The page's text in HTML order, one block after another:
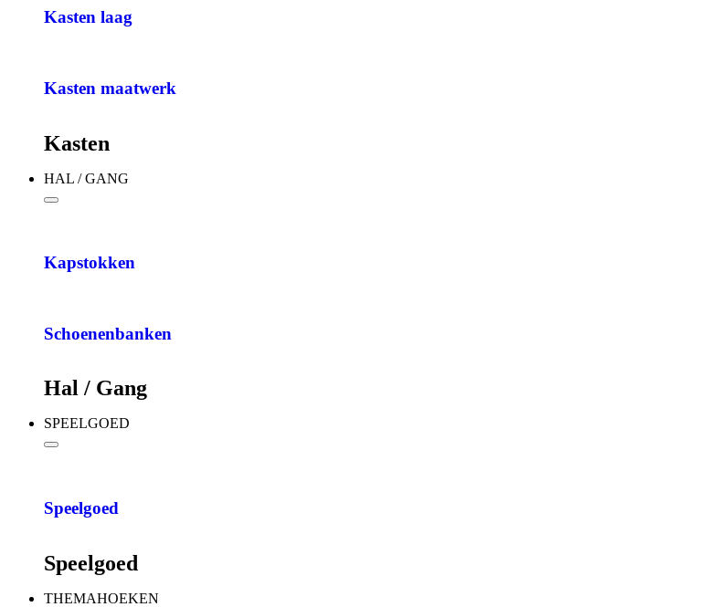
Kasten laag
Kasten maatwerk
Kasten
HAL / GANG
Kapstokken
Schoenenbanken
Hal / Gang
SPEELGOED
Speelgoed
Speelgoed
THEMAHOEKEN